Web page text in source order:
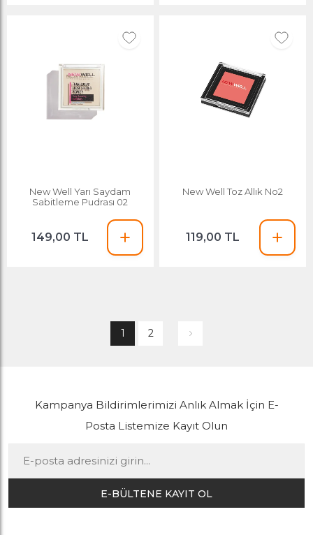
New Well Yarı Saydam
Sabitleme Pudrası 02
149,00 TL
New Well Toz Allık No2
119,00 TL
1 2
Kampanya Bildirimlerimizi Anlık Almak İçin E-
Posta Listemize Kayıt Olun
E-BÜLTENE KAYIT OL